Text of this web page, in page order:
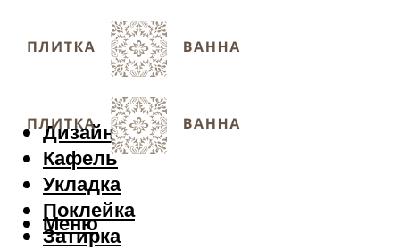
Дизайн
Кафель
Укладка
Поклейка
Затирка
Меню